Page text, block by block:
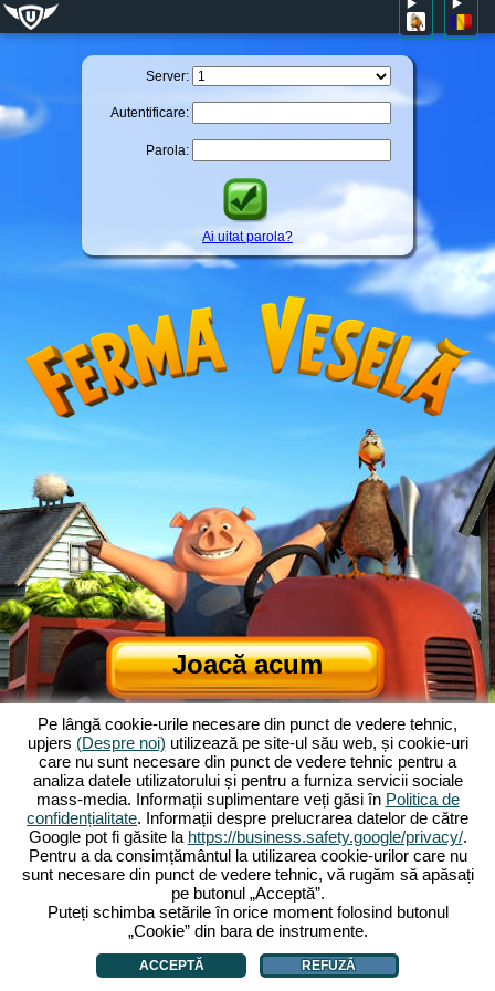
Server:
Autentificare:
Parola:
Ai uitat parola?
Joacă acum
Despre Ferma Veselă|Povestea din spatele jocului de browser|
Caracteristicile|TCG|Contact/Credite|Declarația de confidențialitate|
|My Free Farm 2 App|Google Play
Jocuri de browser - Upjers.com|Gestionarea cookie-urilor
Pe lângă cookie-urile necesare din punct de vedere tehnic,
upjers (Despre noi) utilizează pe site-ul său web, și cookie-uri
care nu sunt necesare din punct de vedere tehnic pentru a
analiza datele utilizatorului și pentru a furniza servicii sociale
mass-media. Informații suplimentare veți găsi în Politica de
confidențialitate. Informații despre prelucrarea datelor de către
Google pot fi găsite la https://business.safety.google/privacy/.
Pentru a da consimțământul la utilizarea cookie-urilor care nu
sunt necesare din punct de vedere tehnic, vă rugăm să apăsați
pe butonul „Acceptă”.
Puteți schimba setările în orice moment folosind butonul
„Cookie” din bara de instrumente.
ACCEPTĂ REFUZĂ